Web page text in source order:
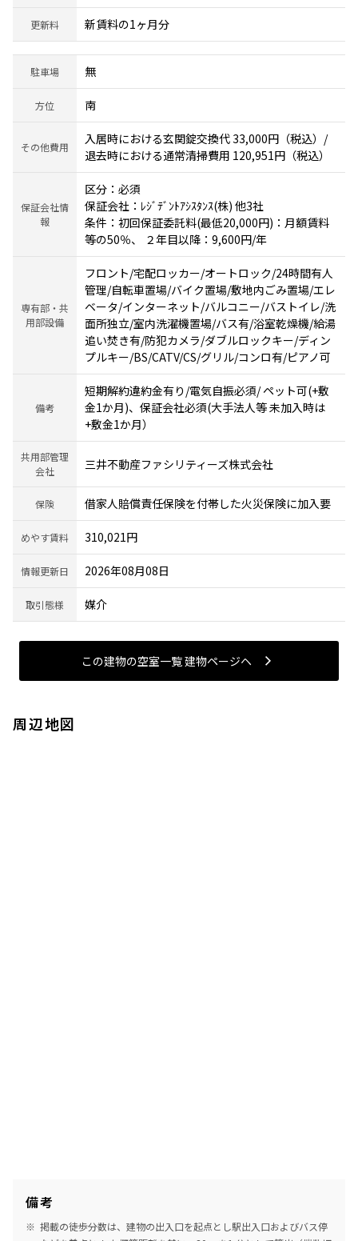
更新料 新賃料の1ヶ月分
駐車場 無
方位 南
その他費用
入居時における玄関錠交換代 33,000円（税込）/
退去時における通常清掃費用 120,951円（税込）
保証会社情
報
区分：必須
保証会社：ﾚｼﾞﾃﾞﾝﾄｱｼｽﾀﾝｽ(株) 他3社
条件：初回保証委託料(最低20,000円)：月額賃料
等の50％、 ２年目以降：9,600円/年
専有部・共
用部設備
フロント/宅配ロッカー/オートロック/24時間有人
管理/自転車置場/バイク置場/敷地内ごみ置場/エレ
ベータ/インターネット/バルコニー/バストイレ/洗
面所独立/室内洗濯機置場/バス有/浴室乾燥機/給湯
追い焚き有/防犯カメラ/ダブルロックキー/ディン
プルキー/BS/CATV/CS/グリル/コンロ有/ピアノ可
備考
短期解約違約金有り/電気自振必須/ ペット可(+敷
金1か月)、保証会社必須(大手法人等 未加入時は
+敷金1か月）
共用部管理
会社
三井不動産ファシリティーズ株式会社
保険 借家人賠償責任保険を付帯した火災保険に加入要
めやす賃料 310,021円
情報更新日 2026年08月08日
取引態様 媒介
この建物の空室一覧 建物ページヘ
周辺地図
備考
掲載の徒歩分数は、建物の出入口を起点とし駅出入口およびバス停